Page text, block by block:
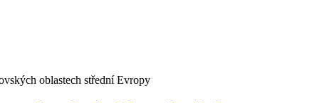
oblastech střední Evropy